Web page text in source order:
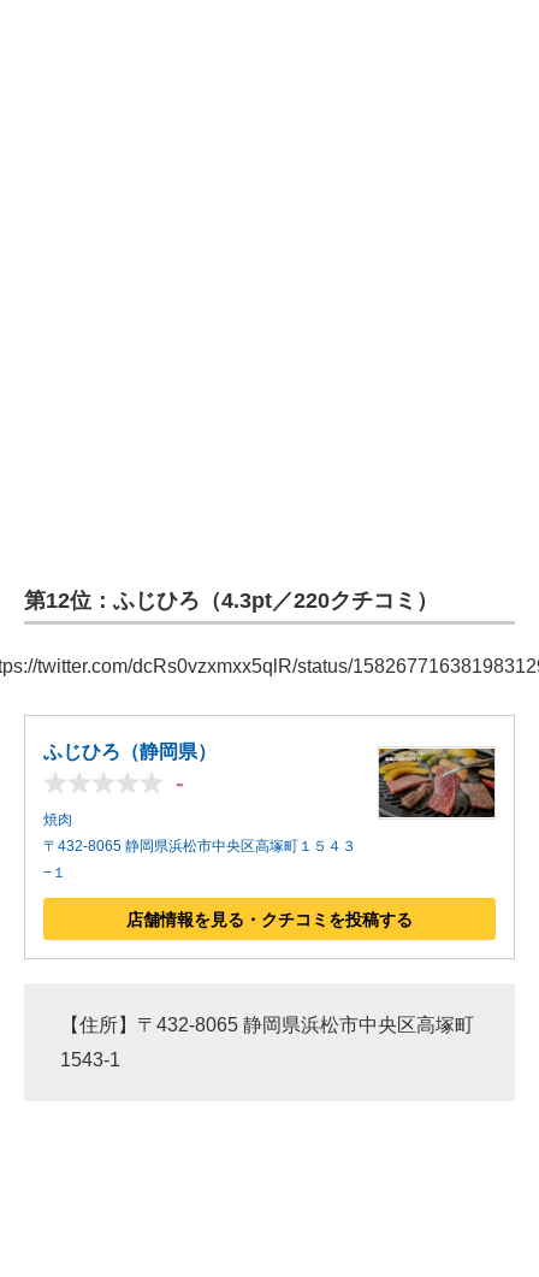
第12位：ふじひろ（4.3pt／220クチコミ）
twitter.com/dcRs0vzxmxx5qlR/status/
ふじひろ（静岡県）
-
焼肉
〒432-8065 静岡県浜松市中央区高塚町１５４３
−１
店舗情報を見る・クチコミを投稿する
【住所】〒432-8065 静岡県浜松市中央区高塚町
1543-1